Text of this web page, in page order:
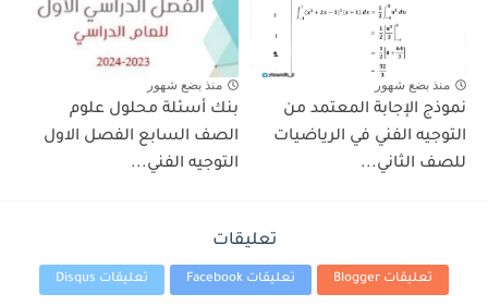
منذ بضع شهور
نموذج الإجابة المعتمد من
التوجيه الفني في الرياضيات
للصف الثاني...
منذ بضع شهور
بنك أسئلة محلول علوم
الصف السابع الفصل الاول
التوجيه الفني...
تعليقات
تعليقات Blogger تعليقات Facebook تعليقات Disqus